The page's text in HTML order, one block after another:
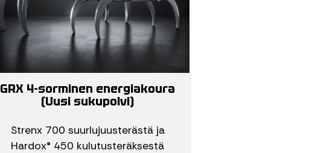
GRX 4-sorminen energiakoura
(Uusi sukupolvi)
Strenx 700 suurlujuusterästä ja
Hardox® 450 kulutusteräksestä